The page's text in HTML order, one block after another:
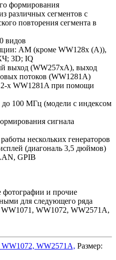
формирования
различных сегментов с
повторения сегмента в
видов
АМ (кроме WW128х (A)),
3D; IQ
выход (WW257xA), выход
потоков (WW1281A)
х WW1281A при помощи
до 100 МГц (модели с индексом
сигнала
нескольких генераторов
(диагональ 3,5 дюймов)
GPIB
и прочие
для следующего ряда
WW1072, WW2571A,
WW2571A, Размер: